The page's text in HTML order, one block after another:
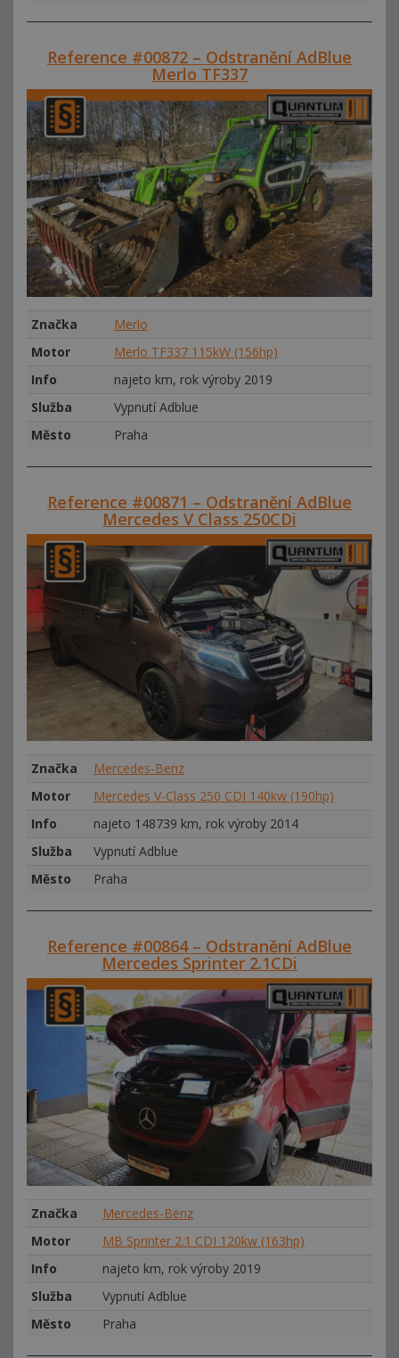
Reference #00872 – Odstranění AdBlue
Merlo TF337
Značka
Merlo
Motor
Merlo TF337 115kW (156hp)
Info
najeto km, rok výroby 2019
Služba
Vypnutí Adblue
Město
Praha
Reference #00871 – Odstranění AdBlue
Mercedes V Class 250CDi
Značka
Mercedes-Benz
Motor
Mercedes V-Class 250 CDI 140kw (190hp)
Info
najeto 148739 km, rok výroby 2014
Služba
Vypnutí Adblue
Město
Praha
Reference #00864 – Odstranění AdBlue
Mercedes Sprinter 2.1CDi
Značka
Mercedes-Benz
Motor
MB Sprinter 2.1 CDI 120kw (163hp)
Info
najeto km, rok výroby 2019
Služba
Vypnutí Adblue
Město
Praha